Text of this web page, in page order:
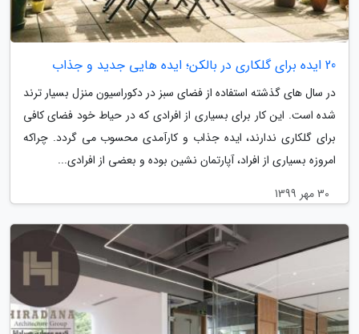
20 ایده برای گلکاری در بالکن؛ ایده هایی جدید و جذاب
در سال های گذشته استفاده از فضای سبز در دکوراسیون منزل بسیار ترند
شده است. این کار برای بسیاری از افرادی که در حیاط خود فضای کافی
برای گلکاری ندارند، ایده جذاب و کارآمدی محسوب می گردد. چراکه
امروزه بسیاری از افراد، آپارتمان نشین بوده و بعضی از افرادی...
30 مهر 1399